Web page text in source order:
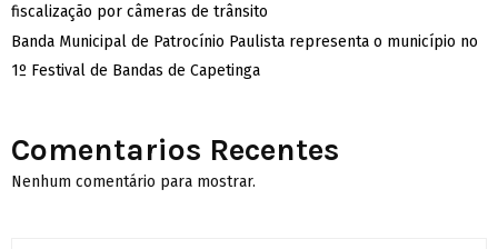
fiscalização por câmeras de trânsito
Banda Municipal de Patrocínio Paulista representa o município no
1º Festival de Bandas de Capetinga
Comentarios Recentes
Nenhum comentário para mostrar.